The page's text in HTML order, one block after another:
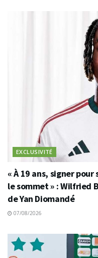
EXCLUSIVITÉ
« À 19 ans, signer
le sommet » : Wilfried
de Yan Diomandé
07/08/2026